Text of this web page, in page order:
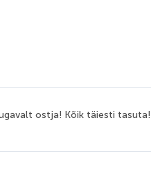
ostja! Kõik täiesti tasuta!